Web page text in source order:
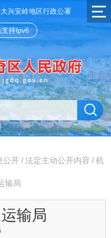
大兴安岭地区行政公署
支持Ipv6
公开 /法定主动公开内容 /机
输局
输局